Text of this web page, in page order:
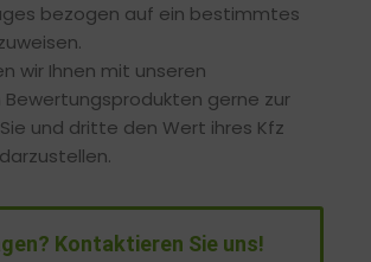
bezogen auf ein bestimmtes
wir Ihnen mit unseren
gerne zur
und dritte den Wert ihres Kfz
Kontaktieren Sie uns!